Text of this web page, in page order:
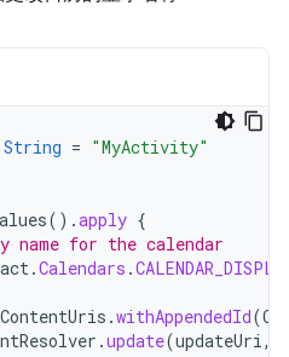
String = "MyActivity"
().apply {
name for the calendar
.Calendars .
ContentUris .withAppendedId(
.update(updateUri,